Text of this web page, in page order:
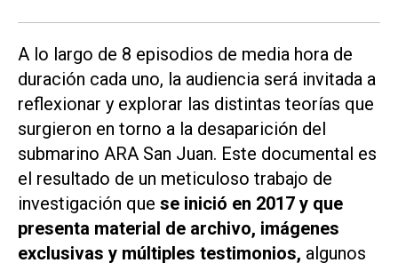
A lo largo de 8 episodios de media hora de
duración cada uno, la audiencia será invitada a
reflexionar y explorar las distintas teorías que
surgieron en torno a la desaparición del
submarino ARA San Juan. Este documental es
el resultado de un meticuloso trabajo de
investigación que se inició en 2017 y que
presenta material de archivo, imágenes
exclusivas y múltiples testimonios, algunos